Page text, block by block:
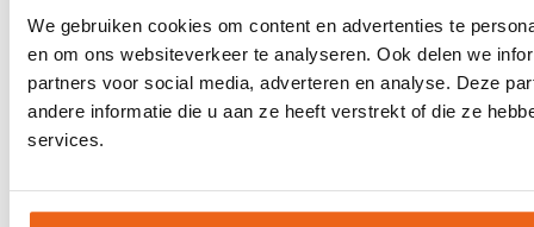
We gebruiken cookies om content en advertenties te
en om ons websiteverkeer te analyseren. Ook delen we
partners voor social media, adverteren en analyse. Deze
andere informatie die u aan ze heeft verstrekt of die ze
services.
Contact
Offerte aanvragen
Contact
Een keer per maand inspiratie ontvangen
voor uw LIVE moments?